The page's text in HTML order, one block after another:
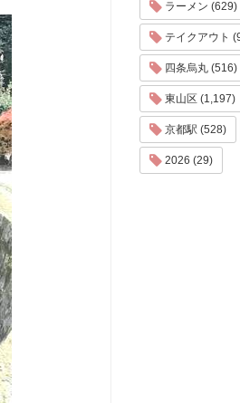
ラーメン (629)
テイクアウト
四条烏丸 (516)
東山区 (1,197)
京都駅 (528)
2026 (29)